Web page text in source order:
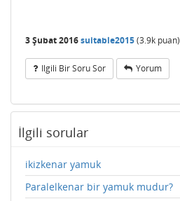
3 Şubat 2016suitable2015(3.9k puan)
Ilgili Bir Soru Sor Yorum
İlgili sorular
ikizkenar yamuk
Paralelkenar bir yamuk mudur?